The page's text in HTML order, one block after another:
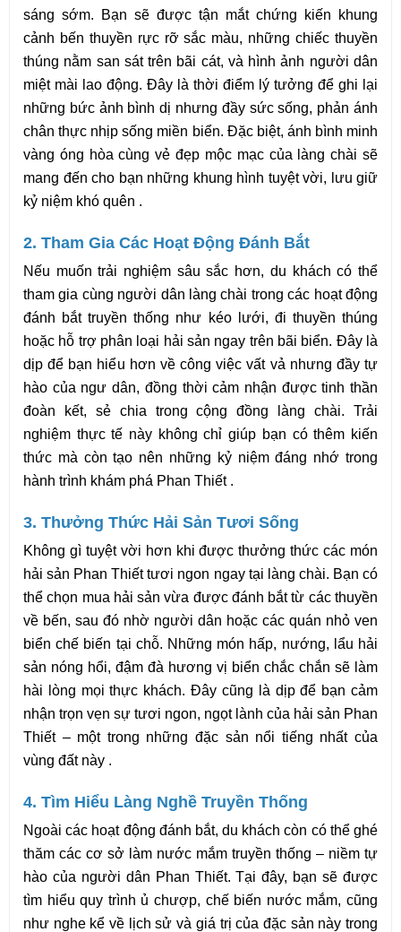
sáng sớm. Bạn sẽ được tận mắt chứng kiến khung
cảnh bến thuyền rực rỡ sắc màu, những chiếc thuyền
thúng nằm san sát trên bãi cát, và hình ảnh người dân
miệt mài lao động. Đây là thời điểm lý tưởng để ghi lại
những bức ảnh bình dị nhưng đầy sức sống, phản ánh
chân thực nhịp sống miền biển. Đặc biệt, ánh bình minh
vàng óng hòa cùng vẻ đẹp mộc mạc của làng chài sẽ
mang đến cho bạn những khung hình tuyệt vời, lưu giữ
kỷ niệm khó quên .
2. Tham Gia Các Hoạt Động Đánh Bắt
Nếu muốn trải nghiệm sâu sắc hơn, du khách có thể
tham gia cùng người dân làng chài trong các hoạt động
đánh bắt truyền thống như kéo lưới, đi thuyền thúng
hoặc hỗ trợ phân loại hải sản ngay trên bãi biển. Đây là
dịp để bạn hiểu hơn về công việc vất vả nhưng đầy tự
hào của ngư dân, đồng thời cảm nhận được tinh thần
đoàn kết, sẻ chia trong cộng đồng làng chài. Trải
nghiệm thực tế này không chỉ giúp bạn có thêm kiến
thức mà còn tạo nên những kỷ niệm đáng nhớ trong
hành trình khám phá Phan Thiết .
3. Thưởng Thức Hải Sản Tươi Sống
Không gì tuyệt vời hơn khi được thưởng thức các món
hải sản Phan Thiết tươi ngon ngay tại làng chài. Bạn có
thể chọn mua hải sản vừa được đánh bắt từ các thuyền
về bến, sau đó nhờ người dân hoặc các quán nhỏ ven
biển chế biến tại chỗ. Những món hấp, nướng, lẩu hải
sản nóng hổi, đậm đà hương vị biển chắc chắn sẽ làm
hài lòng mọi thực khách. Đây cũng là dịp để bạn cảm
nhận trọn vẹn sự tươi ngon, ngọt lành của hải sản Phan
Thiết – một trong những đặc sản nổi tiếng nhất của
vùng đất này .
4. Tìm Hiểu Làng Nghề Truyền Thống
Ngoài các hoạt động đánh bắt, du khách còn có thể ghé
thăm các cơ sở làm nước mắm truyền thống – niềm tự
hào của người dân Phan Thiết. Tại đây, bạn sẽ được
tìm hiểu quy trình ủ chượp, chế biến nước mắm, cũng
như nghe kể về lịch sử và giá trị của đặc sản này trong